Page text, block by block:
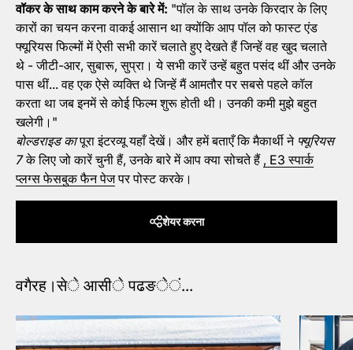
वॉकर के साथ काम करने के बारे में: "पॉल के साथ उनके किरदार के लिए
कारों का चयन करना वाकई आसान था क्योंकि आप पॉल को फास्ट एंड
फ्यूरियस फिल्मों में ऐसी सभी कारें चलाते हुए देखते हैं जिन्हें वह खुद चलाते
थे - जीटी-आर, सुबारू, सुप्रा। ये सभी कारें उन्हें बहुत पसंद थीं और उनके
पास थीं... वह एक ऐसे व्यक्ति थे जिन्हें मैं आमतौर पर सबसे पहले कॉल
करता था जब इनमें से कोई फिल्म शुरू होती थी। उनकी कमी मुझे बहुत
खलेगी।"
बोल्डराइड कापूरा इंटरव्यू यहाँ देखें। और हमें बताएँ कि मैकार्थी ने फ्यूरियस
7के लिए जो कारें चुनी हैं, उनके बारे में आप क्या सोचते हैं , E3 स्पार्क
प्लग्स फेसबुक फैन पेजपर पोस्ट करके।
शेयर करना